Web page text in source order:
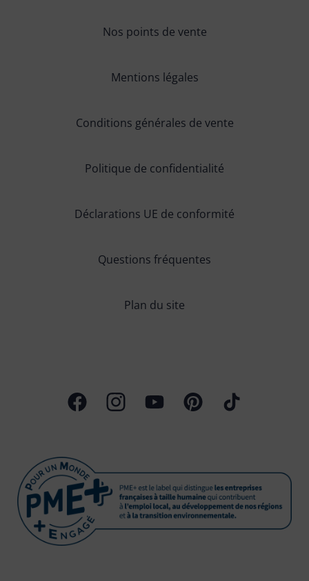
Nos points de vente
Mentions légales
Conditions générales de vente
Politique de confidentialité
Déclarations UE de conformité
Questions fréquentes
Plan du site
Page FacebookProfil InstagramChaîne Youtube
Profil PinterestProfil TikTok